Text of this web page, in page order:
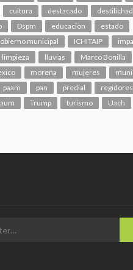
cultura destacado
Dspm educacion
estado
municipal ICHITAIP
limpieza lluvias
Marco Bonilla
morena mujeres
paam pan predial regidores
Trump turismo Uach